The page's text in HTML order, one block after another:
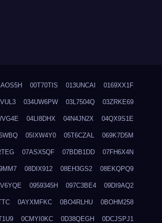
00T70TIS 013UNCAI 0169XX1F
034UW6PW 03L7504Q 03ZRKE69
04LI8DHX 04N4JN2X 04QX9S1E
05IXW4Y0 05T6CZAL 069K7D5M
07ASX5QF 07BDB1DD 07FH6X4N
08DIX912 08EH3GS2 08EKQPQ9
0959345H 097C3BE4 09DI9AQ2
0AYXMFKC 0BO4RLHU 0BOHM258
0CMYI0KC 0D38QEGH 0DCJSPJ1